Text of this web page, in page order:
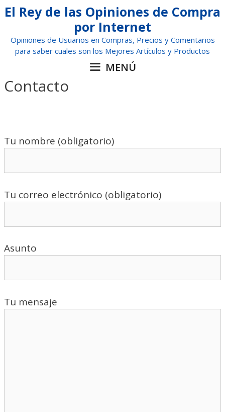
Saltar
al
contenido
El Rey de las Opiniones de Compra
por Internet
Opiniones de Usuarios en Compras, Precios y Comentarios
para saber cuales son los Mejores Artículos y Productos
MENÚ
Contacto
Tu nombre (obligatorio)
Tu correo electrónico (obligatorio)
Asunto
Tu mensaje